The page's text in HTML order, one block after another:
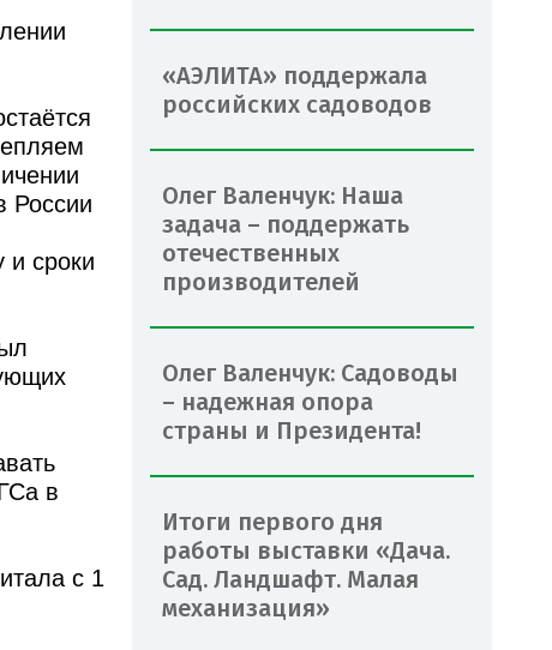
России
и сроки
в
с 1
«АЭЛИТА» поддержала
российских садоводов
Олег Валенчук: Наша
задача – поддержать
отечественных
производителей
Олег Валенчук: Садоводы
– надежная опора
страны и Президента!
Итоги первого дня
работы выставки «Дача.
Сад. Ландшафт. Малая
механизация»